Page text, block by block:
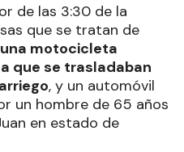
de las 3:30 de la
que se tratan de
motocicleta
que se trasladaban
, y un automóvil
un hombre de 65 años
en estado de